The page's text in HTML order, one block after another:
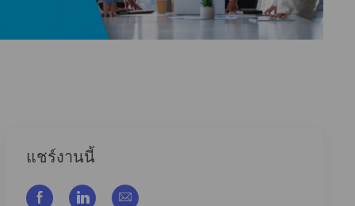
แชร์งานนี้
แชร์ผ่าน Facebook
แชร์ผ่าน LinkedIn
แชร์ผ่านอีเมล